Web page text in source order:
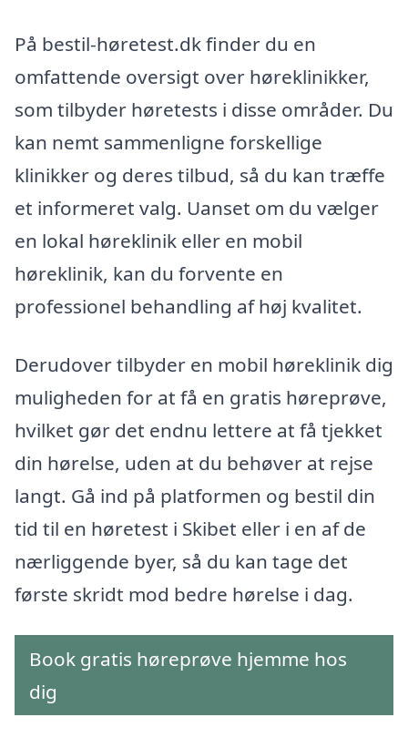
På bestil-høretest.dk finder du en
omfattende oversigt over høreklinikker,
som tilbyder høretests i disse områder. Du
kan nemt sammenligne forskellige
klinikker og deres tilbud, så du kan træffe
et informeret valg. Uanset om du vælger
en lokal høreklinik eller en mobil
høreklinik, kan du forvente en
professionel behandling af høj kvalitet.
Derudover tilbyder en mobil høreklinik dig
muligheden for at få en gratis høreprøve,
hvilket gør det endnu lettere at få tjekket
din hørelse, uden at du behøver at rejse
langt. Gå ind på platformen og bestil din
tid til en høretest i Skibet eller i en af de
nærliggende byer, så du kan tage det
første skridt mod bedre hørelse i dag.
Book gratis høreprøve hjemme hos
dig